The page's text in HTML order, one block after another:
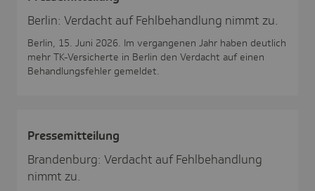
Berlin: Verdacht auf Fehlbehandlung nimmt zu.
Berlin, 15. Juni 2026. Im vergangenen Jahr haben deutlich
mehr TK-Versicherte in Berlin den Verdacht auf einen
Behandlungsfehler gemeldet.
Pres­se­mit­tei­lung
Brandenburg: Verdacht auf Fehlbehandlung
nimmt zu.